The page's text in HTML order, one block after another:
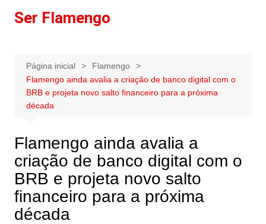
paraSer Flamengo
Página inicial
Flamengo
Flamengo ainda avalia a criação de banco digital com o
BRB e projeta novo salto financeiro para a próxima
década
Flamengo ainda avalia a
criação de banco digital com o
BRB e projeta novo salto
financeiro para a próxima
década